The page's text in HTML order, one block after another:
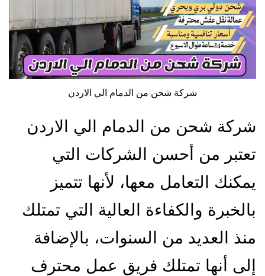
شركة شحن من الدمام الي الاردن
شركة شحن من الدمام الي الاردن
تعتبر من أحسن الشركات التي
يمكنك التعامل معها، لأنها تتميز
بالخبرة والكفاءة العالية التي تمتلك
منذ العديد من السنوات، بالإضافة
إلى أنها تمتلك فريق عمل محترف